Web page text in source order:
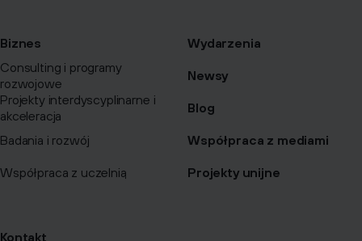
Biznes
Consulting i programy
rozwojowe
Projekty interdyscyplinarne i
akceleracja
Badania i rozwój
Współpraca z uczelnią
Kontakt
Wydarzenia
Newsy
Blog
Współpraca z mediami
Projekty unijne